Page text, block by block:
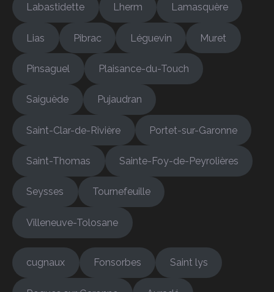
Labastidette Lherm Lamasquère
Lias Pibrac Léguevin Muret
Pinsaguel Plaisance-du-Touch
Saiguède Pujaudran
Saint-Clar-de-Rivière Portet-sur-Garonne
Saint-Thomas Sainte-Foy-de-Peyrolières
Seysses Tournefeuille
Villeneuve-Tolosane
cugnaux Fonsorbes Saint lys